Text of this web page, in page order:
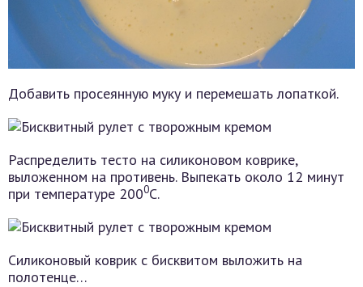
Добавить просеянную муку и перемешать лопаткой.
Распределить тесто на силиконовом коврике,
выложенном на противень. Выпекать около 12 минут
при температуре 2000С.
Силиконовый коврик с бисквитом выложить на
полотенце…